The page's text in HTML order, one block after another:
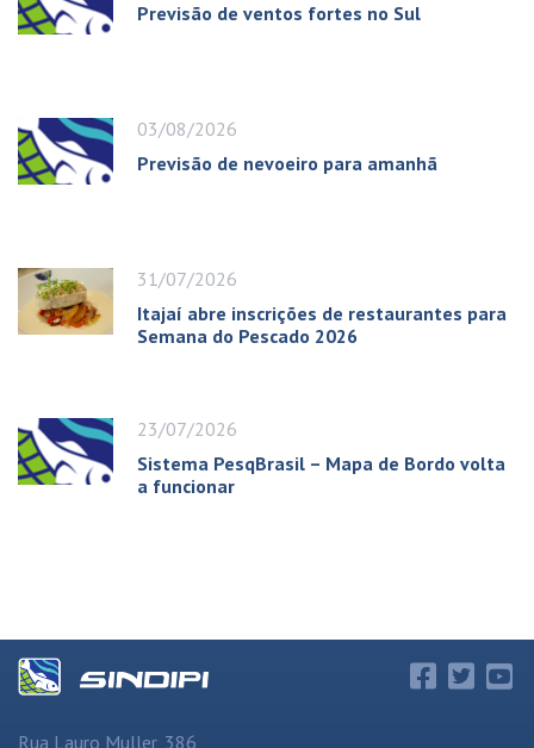
Previsão de ventos fortes no Sul
03/08/2026
Previsão de nevoeiro para amanhã
31/07/2026
Itajaí abre inscrições de restaurantes para
Semana do Pescado 2026
23/07/2026
Sistema PesqBrasil – Mapa de Bordo volta
a funcionar
Rua Lauro Muller, 386